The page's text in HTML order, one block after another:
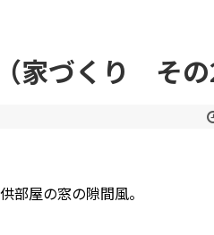
家づくり その
部屋の窓の隙間風。